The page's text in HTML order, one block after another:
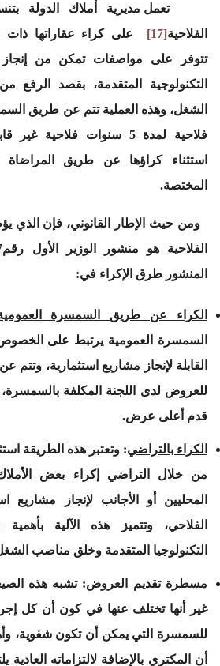
تعمل مديرية أملاك الدولة
الفلاحية[17]
على كراء عقاراتها ذات
تتوفر على مواصفات تمكن من
التكنولوجية المتقدمة، بقصد الرفع
الشغل، وهذه العملية تتم عن طريق
فلاحية لمدة 5 سنوات فلاحية غير قابلة للتجديد
استثناء كراؤها عن طريق
المختصة.
ومن حيث الإطار القانوني، فإن الذي
المنشور طرق الإكراء في:
الكراء عن طريق السمسرة
السمسرة العمومية يرتبط على الخصوص
القابلة لإنجاز مشاريع استثمارية، وتتم
للعروض لدى اللجنة المكلفة
قدم أعلى عرض.
الكراء بالتراضي: وتعتبر هذه الطريقة
من خلال التراضي إكراء بعض الأملاك
المحليين أو الأجانب لإنجاز مشاريع
الفلاحي، وتتميز هذه الآلية
التكنولوجيا المتقدمة وخلق مناصب
مسطرة تقديم العروض: تشبه هذه
غير أنها تختلف عنها في كون أن كل
للسمسرة التي يمكن أن تكون شفوية،
أن المكتري بالإضافة لالتزاماته العادية